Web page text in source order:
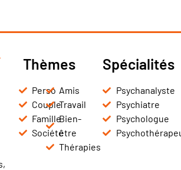
Thèmes
Perso
Couple
Famille
Société
Amis
Travail
Bien-
être
Thérapies
Spécialités
Psychanalyste
Psychiatre
Psychologue